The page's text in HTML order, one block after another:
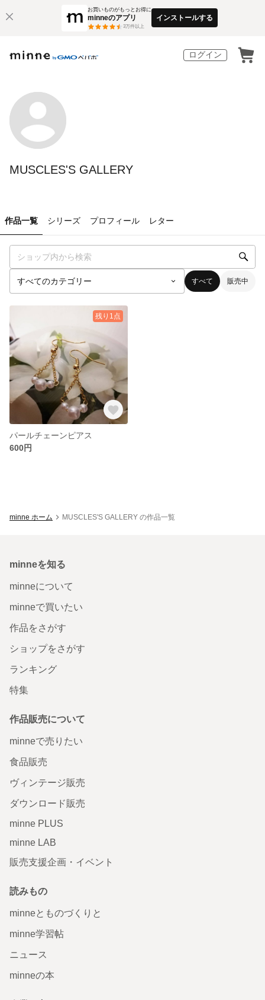
お買いものがもっとお得に
minneのアプリ
3万件以上
インストールする
ログイン
MUSCLES'S GALLERY
作品一覧 シリーズ プロフィール レター
すべて 販売中
残り1点
パールチェーンピアス
600円
minne ホーム MUSCLES'S GALLERY の作品一覧
minneを知る
minneについて
minneで買いたい
作品をさがす
ショップをさがす
ランキング
特集
作品販売について
minneで売りたい
食品販売
ヴィンテージ販売
ダウンロード販売
minne PLUS
minne LAB
販売支援企画・イベント
読みもの
minneとものづくりと
minne学習帖
ニュース
minneの本